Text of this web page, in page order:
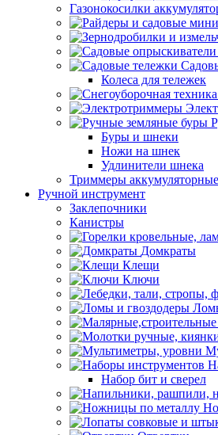
Газонокосилки
Колеса для тележек
Буры и шнеки
Ножи на шнек
Удлинители шнека
Триммеры аккумуляторные
Ручной инструмент
Заклепочники
Канистры
Домкраты
Клещи
Ключи
Набор бит и сверел